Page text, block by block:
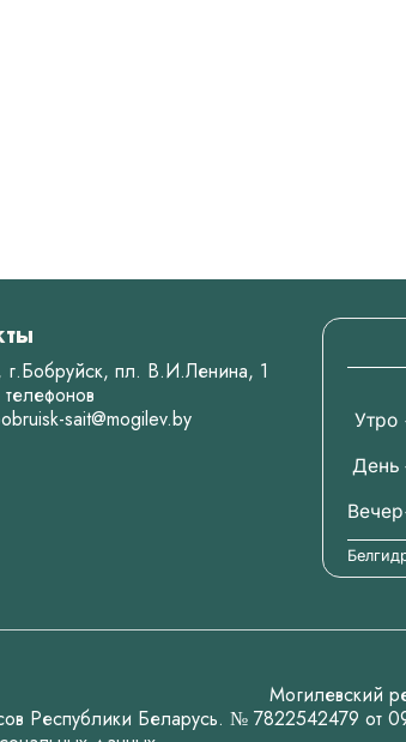
пл. В.И.Ленина, 1
sait@mogilev.by
Вечер
День
Утро
Могилевский
Республики Беларусь. № 7822542479 от